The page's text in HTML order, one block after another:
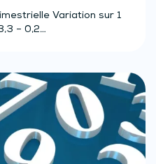
Variation sur 1
– 0,2…